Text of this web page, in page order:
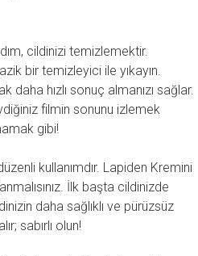
cildinizi temizlemektir.
bir temizleyici ile yıkayın.
daha hızlı sonuç almanızı sağlar.
filmin sonunu izlemek
gibi!
kullanımdır. Lapiden Kremini
İlk başta cildinizde
daha sağlıklı ve pürüzsüz
sabırlı olun!